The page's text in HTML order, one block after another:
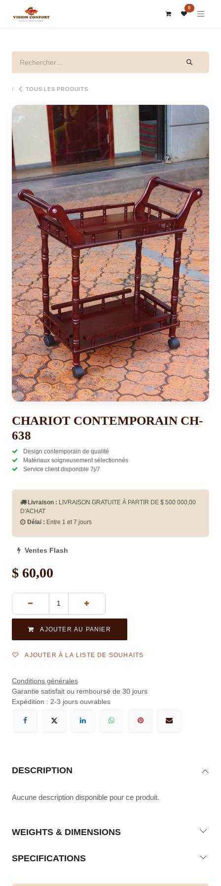
0
TOUS LES PRODUITS
CHARIOT CONTEMPORAIN CH-
638
Design contemporain de qualité
Matériaux soigneusement sélectionnés
Service client disponible 7j/7
Livraison : LIVRAISON GRATUITE À PARTIR DE $ 500 000,00
D'ACHAT
Délai : Entre 1 et 7 jours
Ventes Flash
$ 60,00
AJOUTER AU PANIER
AJOUTER À LA LISTE DE SOUHAITS
Conditions générales
Garantie satisfait ou remboursé de 30 jours
Expédition : 2-3 jours ouvrables
DESCRIPTION
Aucune description disponible pour ce produit.
WEIGHTS & DIMENSIONS
SPECIFICATIONS